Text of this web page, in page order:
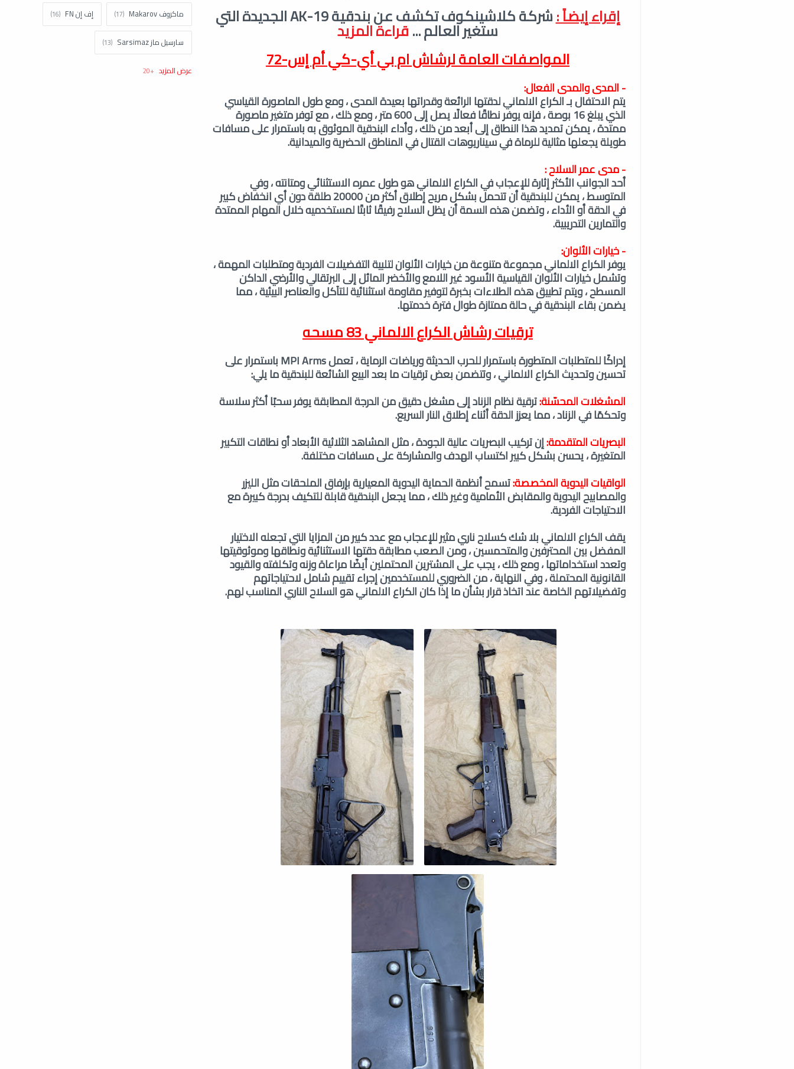
إقراء إيضاً : شركة كلاشينكوف تكشف عن بندقية AK-19 الجديدة التي
ستغير العالم...قراءة المزيد
المواصفات العامة لرشاش ام بي أي-كي أم إس-72
- المدى والمدى الفعال:
يتم الاحتفال بـ الكراع الالماني لدقتها الرائعة وقدراتها بعيدة المدى ، ومع طول الماصورة القياسي
الذي يبلغ 16 بوصة ، فإنه يوفر نطاقًا فعالًا يصل إلى 600 متر ، ومع ذلك ، مع توفر متغير ماصورة
ممتدة ، يمكن تمديد هذا النطاق إلى أبعد من ذلك ، وأداء البندقية الموثوق به باستمرار على مسافات
طويلة يجعلها مثالية للرماة في سيناريوهات القتال في المناطق الحضرية والميدانية.
- مدى عمر السلاح :
أحد الجوانب الأكثر إثارة للإعجاب في الكراع الالماني هو طول عمره الاستثنائي ومتانته ، وفي
المتوسط ، يمكن للبندقية أن تتحمل بشكل مريح إطلاق أكثر من 20000 طلقة دون أي انخفاض كبير
في الدقة أو الأداء ، وتضمن هذه السمة أن يظل السلاح رفيقًا ثابتًا لمستخدميه خلال المهام الممتدة
والتمارين التدريبية.
- خيارات الألوان:
يوفر الكراع الالماني مجموعة متنوعة من خيارات الألوان لتلبية التفضيلات الفردية ومتطلبات المهمة ،
وتشمل خيارات الألوان القياسية الأسود غير اللامع والأخضر المائل إلى البرتقالي والأرضي الداكن
المسطح ، ويتم تطبيق هذه الطلاءات بخبرة لتوفير مقاومة استثنائية للتآكل والعناصر البيئية ، مما
يضمن بقاء البندقية في حالة ممتازة طوال فترة خدمتها.
ترقيات رشاشالكراع الالماني 83 مسحه
إدراكًا للمتطلبات المتطورة باستمرار للحرب الحديثة ورياضات الرماية ، تعمل MPI Arms باستمرار على
تحسين وتحديث الكراع الالماني ، وتتضمن بعض ترقيات ما بعد البيع الشائعة للبندقية ما يلي:
المشغلات المحسّنة:ترقية نظام الزناد إلى مشغل دقيق من الدرجة المطابقة يوفر سحبًا أكثر سلاسة
وتحكمًا في الزناد ، مما يعزز الدقة أثناء إطلاق النار السريع.
البصريات المتقدمة:إن تركيب البصريات عالية الجودة ، مثل المشاهد الثلاثية الأبعاد أو نطاقات التكبير
المتغيرة ، يحسن بشكل كبير اكتساب الهدف والمشاركة على مسافات مختلفة.
الواقيات اليدوية المخصصة:تسمح أنظمة الحماية اليدوية المعيارية بإرفاق الملحقات مثل الليزر
والمصابيح اليدوية والمقابض الأمامية وغير ذلك ، مما يجعل البندقية قابلة للتكيف بدرجة كبيرة مع
الاحتياجات الفردية.
يقف الكراع الالماني بلا شك كسلاح ناري مثير للإعجاب مع عدد كبير من المزايا التي تجعله الاختيار
المفضل بين المحترفين والمتحمسين ، ومن الصعب مطابقة دقتها الاستثنائية ونطاقها وموثوقيتها
وتعدد استخداماتها ، ومع ذلك ، يجب على المشترين المحتملين أيضًا مراعاة وزنه وتكلفته والقيود
القانونية المحتملة ، وفي النهاية ، من الضروري للمستخدمين إجراء تقييم شامل لاحتياجاتهم
وتفضيلاتهم الخاصة عند اتخاذ قرار بشأن ما إذا كان الكراع الالماني هو السلاح الناري المناسب لهم.
ماكروف Makarov إف إن FN
سارسيل ماز Sarsimaz
كولت Colt